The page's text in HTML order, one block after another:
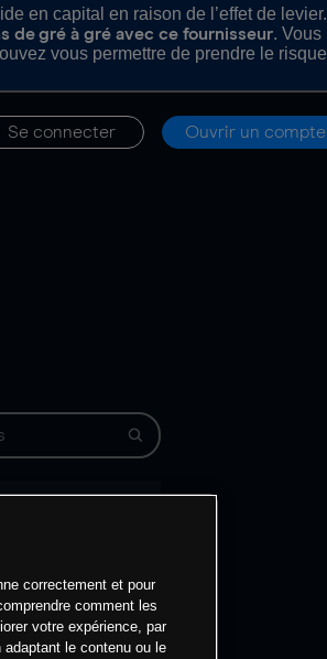
en capital en raison de l’effet de levier.
de gré à gré avec ce fournisseur. Vous
vous permettre de prendre le risque
Se connecter Ouvrir un compte
correctement et pour
comment les
votre expérience, par
le contenu ou le